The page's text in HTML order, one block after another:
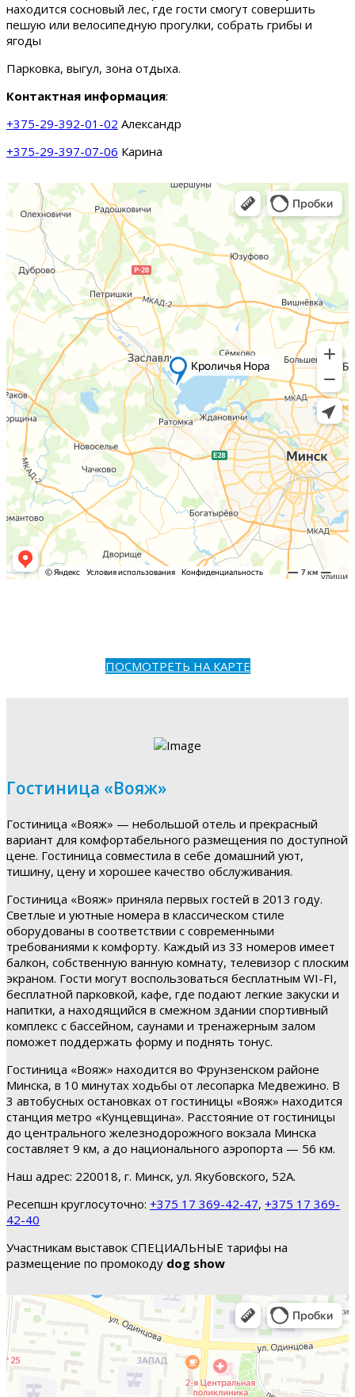
находится сосновый лес, где гости смогут совершить
пешую или велосипедную прогулки, собрать грибы и
ягоды
Парковка, выгул, зона отдыха.
Контактная информация:
+375-29-392-01-02 Александр
+375-29-397-07-06 Карина
ПОСМОТРЕТЬ НА КАРТЕ
Гостиница «Вояж»
Гостиница «Вояж» — небольшой отель и прекрасный
вариант для комфортабельного размещения по доступной
цене. Гостиница совместила в себе домашний уют,
тишину, цену и хорошее качество обслуживания.
Гостиница «Вояж» приняла первых гостей в 2013 году.
Светлые и уютные номера в классическом стиле
оборудованы в соответствии с современными
требованиями к комфорту. Каждый из 33 номеров имеет
балкон, собственную ванную комнату, телевизор с плоским
экраном. Гости могут воспользоваться бесплатным WI-FI,
бесплатной парковкой, кафе, где подают легкие закуски и
напитки, а находящийся в смежном здании спортивный
комплекс с бассейном, саунами и тренажерным залом
поможет поддержать форму и поднять тонус.
Гостиница «Вояж» находится во Фрунзенском районе
Минска, в 10 минутах ходьбы от лесопарка Медвежино. В
3 автобусных остановках от гостиницы «Вояж» находится
станция метро «Кунцевщина». Расстояние от гостиницы
до центрального железнодорожного вокзала Минска
составляет 9 км, а до национального аэропорта — 56 км.
Наш адрес: 220018, г. Минск, ул. Якубовского, 52А.
Ресепшн круглосуточно: +375 17 369-42-47, +375 17 369-
42-40
Участникам выставок СПЕЦИАЛЬНЫЕ тарифы на
размещение по промокоду dog show